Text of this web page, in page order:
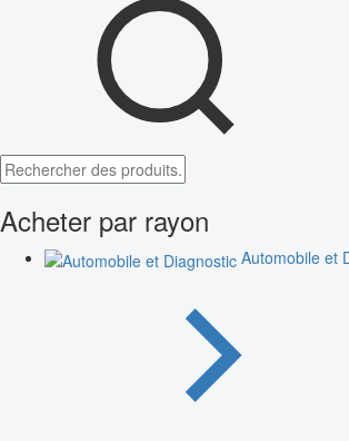
Acheter par rayon
Automobile et